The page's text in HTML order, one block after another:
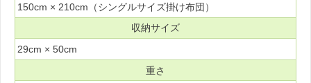
150cm × 210cm（シングルサイズ掛け布団）
収納サイズ
29cm × 50cm
重さ